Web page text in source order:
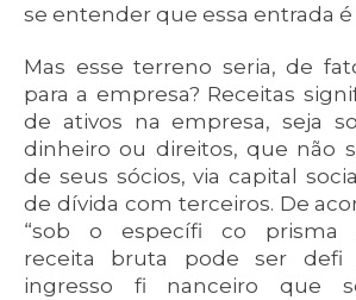
se entender que essa entrada
Mas esse terreno seria, de
para a empresa? Receitas
de ativos na empresa, seja
dinheiro ou direitos, que não
de seus sócios, via capital
de dívida com terceiros. De
“sob o específi co prisma
receita bruta pode ser
ingresso fi nanceiro que